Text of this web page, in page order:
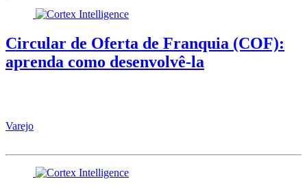
Circular de Oferta de Franquia (COF):
aprenda como desenvolvê-la
Varejo